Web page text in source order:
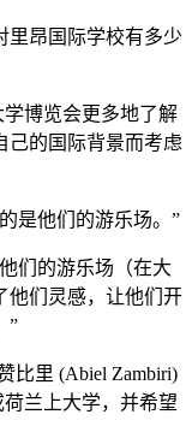
里昂国际学校有多少
博览会更多地了解
己的国际背景而考虑
是他们的游乐场。”
们的游乐场（在大
他们灵感，让他们开
”
比里 (Abiel Zambiri)
兰上大学，并希望